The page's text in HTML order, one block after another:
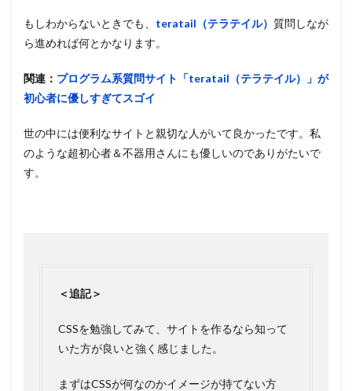
もしわからないときでも、 teratail（テラテイル） 質問しなが
ら進めれば何とかなります。
関連： プログラム系質問サイト「teratail（テラテイル）」が
初心者に優しすぎてスゴイ
世の中には便利なサイトと親切な人がいて良かったです。私
のような超初心者＆不器用さんにも優しいのでありがたいで
す。
＜追記＞
CSSを勉強してみて、サイトを作るなら知って
いた方が良いと強く感じました。
まずはCSSが何なのかイメージが持てない方